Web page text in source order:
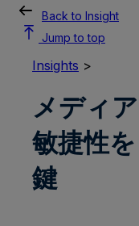
Back to Insight
Jump to top
Insights >
メディ
敏捷性
鍵